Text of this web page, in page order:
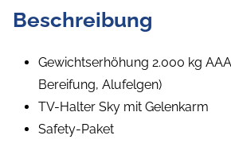
Beschreibung
Gewichtserhöhung 2.000 kg
Bereifung, Alufelgen)
TV-Halter Sky mit Gelenkarm
Safety-Paket